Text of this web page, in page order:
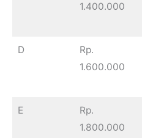
1.400.000
D
Rp.
1.600.000
E
Rp.
1.800.000